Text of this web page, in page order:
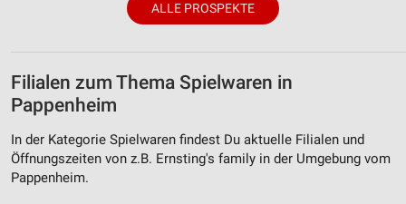
ALLE PROSPEKTE
Filialen zum Thema Spielwaren in
Pappenheim
In der Kategorie Spielwaren findest Du aktuelle Filialen und
Öffnungszeiten von z.B. Ernsting's family in der Umgebung vom
Pappenheim.